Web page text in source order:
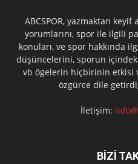
ABCSPOR, yazmaktan
yorumlarını, spor ile ilgili
konuları, ve spor hakkında
düşüncelerini, sporun
vb ögelerin hiçbirinin etkisi
özgürce dile
İletişim:
BİZİ